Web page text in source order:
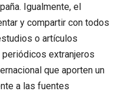
Igualmente, el
y compartir con todos
o artículos
extranjeros
que aporten un
a las fuentes